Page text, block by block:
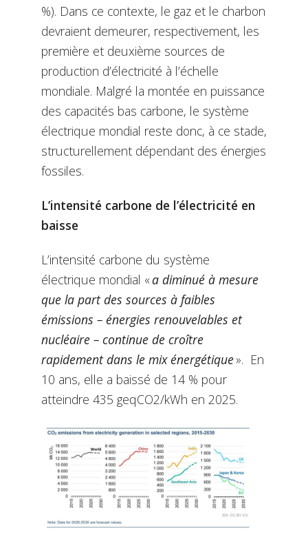
%). Dans ce contexte, le gaz et le charbon
devraient demeurer, respectivement, les
première et deuxième sources de
production d’électricité à l’échelle
mondiale. Malgré la montée en puissance
des capacités bas carbone, le système
électrique mondial reste donc, à ce stade,
structurellement dépendant des énergies
fossiles.
L’intensité carbone de l’électricité en
baisse
L’intensité carbone du système
électrique mondial «a diminué à mesure
que la part des sources à faibles
émissions – énergies renouvelables et
nucléaire – continue de croître
rapidement dans le mix énergétique». En
10 ans, elle a baissé de 14 % pour
atteindre 435 geqCO2/kWh en 2025.